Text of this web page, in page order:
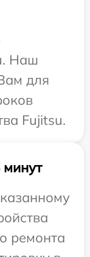
Наш
для
Fujitsu.
ремонта